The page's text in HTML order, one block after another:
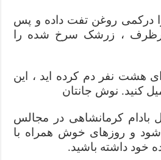
روغن تفت داده و پس
، زرشک سرخ شده را
هشت نفر دم کرده اید ، این
کنید. نوش جانتان
بادام کرمانشاهی در مجالس
و روزهای خوش همراه با
خود داشته باشید.